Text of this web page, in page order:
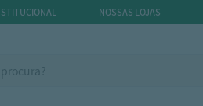
NOSSAS LOJAS